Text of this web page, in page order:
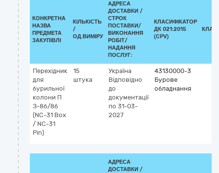
КОНКРЕТНА
НАЗВА
ПРЕДМЕТА
ЗАКУПІВЛІ
КІЛЬКІСТЬ
/
ОД.ВИМІРУ
АДРЕСА
ДОСТАВКИ /
СТРОК
ПОСТАВКИ/
ВИКОНАННЯ
РОБІТ/
НАДАННЯ
ПОСЛУГ:
КЛАСИФІКАТОР
ДК 021:2015
(CPV)
Перехідник
для
бурильної
колони П
З-86/86
(NC-31 Box
/ NC-31
Pin)
15
штука
Україна
Відповідно
до
документації
по 31-03-
2027
43130000-3
Бурове
обладнання
АДРЕСА
ДОСТАВКИ /